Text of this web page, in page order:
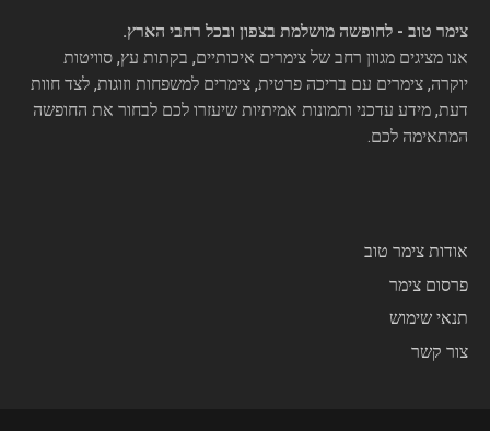
צימר טוב - לחופשה מושלמת בצפון ובכל רחבי הארץ.
אנו מציגים מגוון רחב של צימרים איכותיים, בקתות עץ, סוויטות
יוקרה, צימרים עם בריכה פרטית, צימרים למשפחות וזוגות, לצד חוות
דעת, מידע עדכני ותמונות אמיתיות שיעזרו לכם לבחור את החופשה
המתאימה לכם.
אודות צימר טוב
פרסום צימר
תנאי שימוש
צור קשר